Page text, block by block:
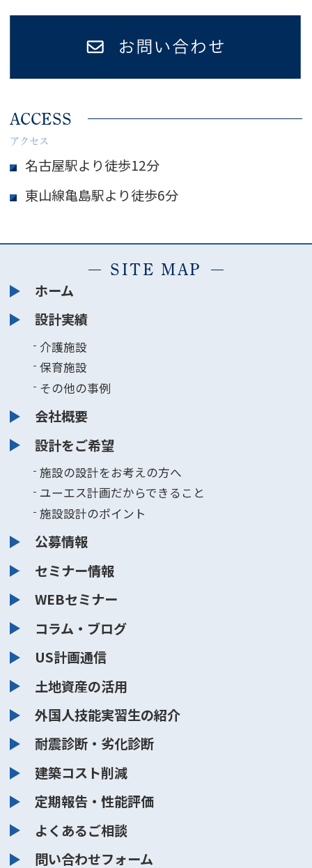
ACCESS
アクセス
名古屋駅より徒歩12分
東山線亀島駅より徒歩6分
SITE MAP
ホーム
設計実績
介護施設
保育施設
その他の事例
会社概要
設計をご希望
施設の設計をお考えの方へ
ユーエス計画だからできること
施設設計のポイント
公募情報
セミナー情報
WEBセミナー
コラム・ブログ
US計画通信
土地資産の活用
外国人技能実習生の紹介
耐震診断・劣化診断
建築コスト削減
定期報告・性能評価
よくあるご相談
問い合わせフォーム